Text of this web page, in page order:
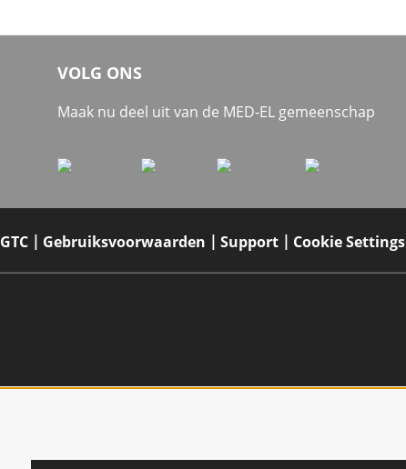
VOLG ONS
Maak nu deel uit van de MED-EL gemeenschap
GTC Gebruiksvoorwaarden Support Cookie Settings